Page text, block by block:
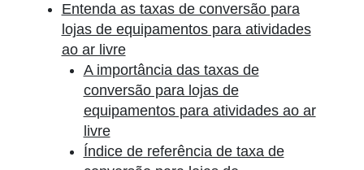
Entenda as taxas de conversão para
lojas de equipamentos para atividades
ao ar livre
A importância das taxas de
conversão para lojas de
equipamentos para atividades ao ar
livre
Índice de referência de taxa de